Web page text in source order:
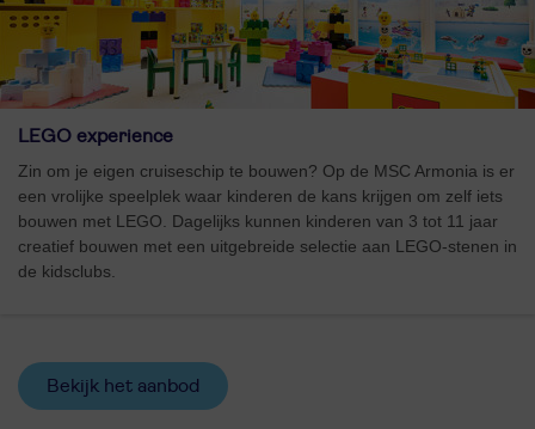
LEGO experience
Zin om je eigen cruiseschip te bouwen? Op de MSC Armonia is er
een vrolijke speelplek waar kinderen de kans krijgen om zelf iets
bouwen met LEGO. Dagelijks kunnen kinderen van 3 tot 11 jaar
creatief bouwen met een uitgebreide selectie aan LEGO-stenen in
de kidsclubs.
Bekijk het aanbod